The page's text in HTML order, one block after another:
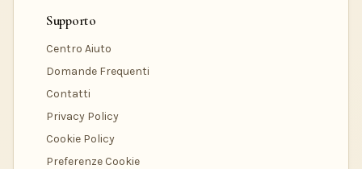
Supporto
Centro Aiuto
Domande Frequenti
Contatti
Privacy Policy
Cookie Policy
Preferenze Cookie